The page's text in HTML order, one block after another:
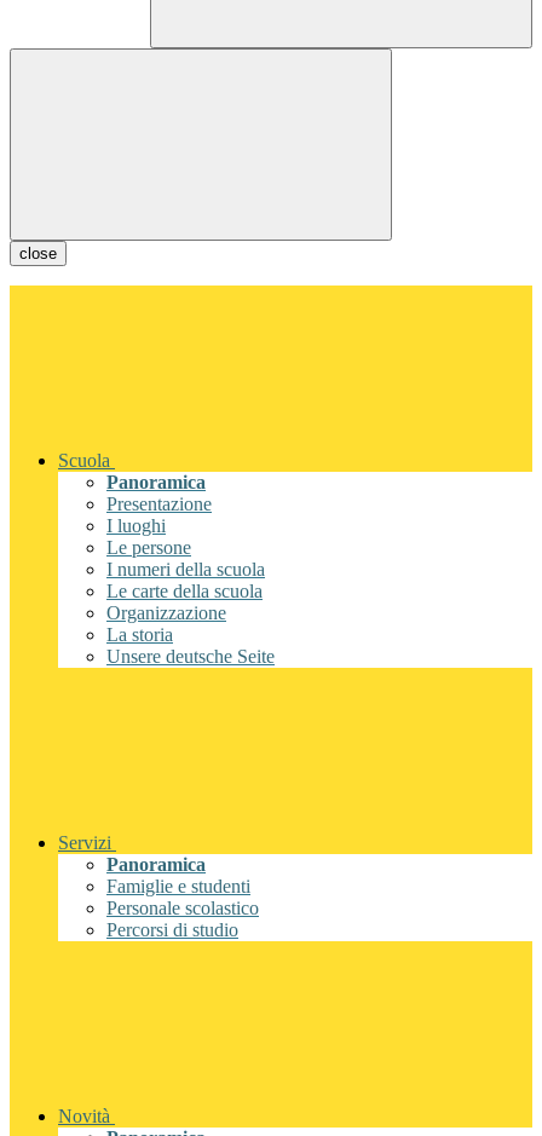
close
Scuola
Panoramica
Presentazione
I luoghi
Le persone
I numeri della scuola
Le carte della scuola
Organizzazione
La storia
Unsere deutsche Seite
Servizi
Panoramica
Famiglie e studenti
Personale scolastico
Percorsi di studio
Novità